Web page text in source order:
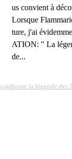
us convient à
Lorsque
ture, j'ai
ATION: " La
de...
carabosse la légende des